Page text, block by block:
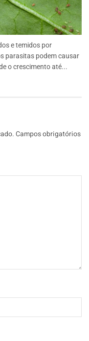
e temidos por
parasitas podem causar
o crescimento até...
Campos obrigatórios